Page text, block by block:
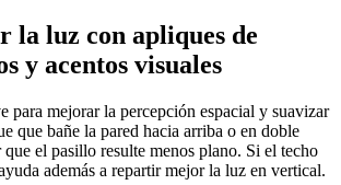
la luz con apliques de
y acentos visuales
para mejorar la percepción espacial y suavizar
que bañe la pared hacia arriba o en doble
que el pasillo resulte menos plano. Si el techo
además a repartir mejor la luz en vertical.